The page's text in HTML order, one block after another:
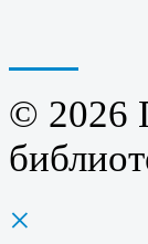
© 2026
×